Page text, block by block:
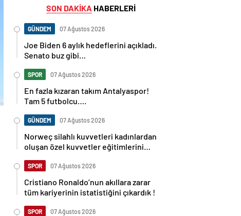
SON DAKİKA HABERLERİ
GÜNDEM 07 Ağustos 2026
Joe Biden 6 aylık hedeflerini açıkladı.
Senato buz gibi…
SPOR 07 Ağustos 2026
En fazla kızaran takım Antalyaspor!
Tam 5 futbolcu….
GÜNDEM 07 Ağustos 2026
Norweç silahlı kuvvetleri kadınlardan
oluşan özel kuvvetler eğitimlerini
SPOR 07 Ağustos 2026
Cristiano Ronaldo’nun akıllara zarar
tüm kariyerinin istatistiğini çıkardık !
SPOR 07 Ağustos 2026